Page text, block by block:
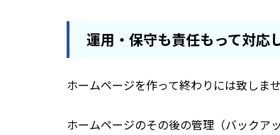
運用・保守も責任もって対応
ホームページを作って終わりには致しませ
ホームページのその後の管理（バックア